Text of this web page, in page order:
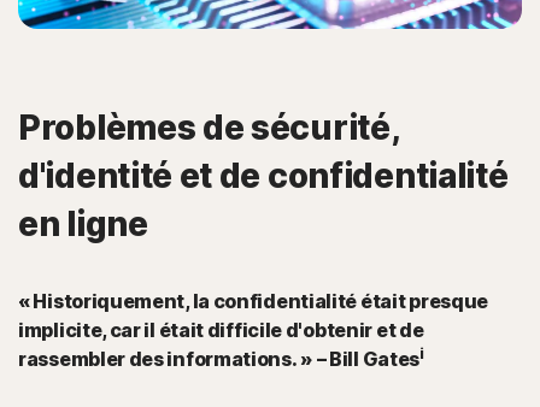
Problèmes de sécurité,
d'identité et de confidentialité
en ligne
« Historiquement, la confidentialité était presque
implicite, car il était difficile d'obtenir et de
rassembler des informations. » – Bill Gatesi